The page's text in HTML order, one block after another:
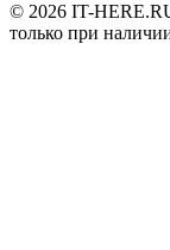
© 2026 IT-
только при